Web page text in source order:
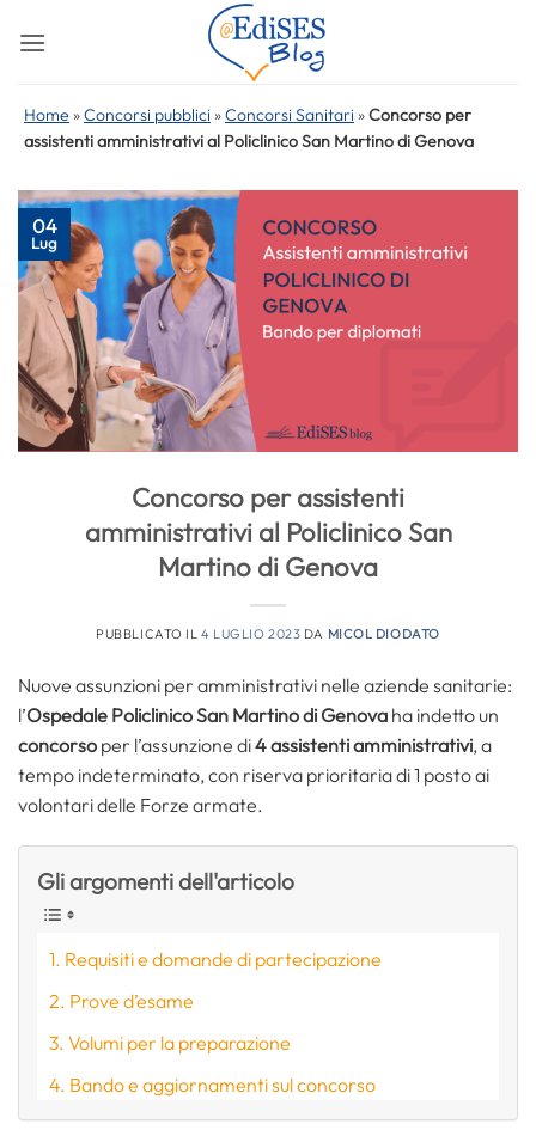
Home »Concorsi pubblici »Concorsi Sanitari »Concorso per
assistenti amministrativi al Policlinico San Martino di Genova
04
Lug
Concorso per assistenti
amministrativi al Policlinico San
Martino di Genova
PUBBLICATO IL4 LUGLIO 2023 DA MICOL DIODATO
Nuove assunzioni per amministrativi nelle aziende sanitarie:
l’Ospedale Policlinico San Martino di Genova ha indetto un
concorso per l’assunzione di4 assistenti amministrativi, a
tempo indeterminato, con riserva prioritaria di 1 posto ai
volontari delle Forze armate.
Gli argomenti dell'articolo
Requisiti e domande di partecipazione
Prove d’esame
Volumi per la preparazione
Bando e aggiornamenti sul concorso